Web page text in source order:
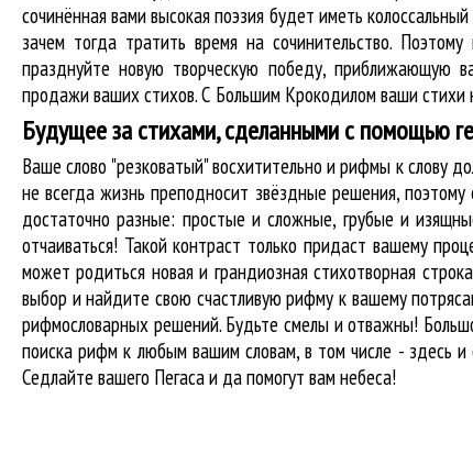
сочинённая вами высокая поэзия будет иметь
зачем тогда тратить время на сочинительство.
празднуйте новую творческую победу, приближающую
продажи ваших стихов. С Большим Крокодилом ваши стихи
Будущее за стихами, сделанными с помощью
Ваше слово "резковатый" восхитительно и рифмы к
не всегда жизнь преподносит звёздные решения,
достаточно разные: простые и сложные, грубые и
отчаиваться! Такой контраст только придаст вашему
может родиться новая и грандиозная стихотворная
выбор и найдите свою счастливую рифму к вашему
рифмословарных решений. Будьте смелы и отважны!
поиска рифм к любым вашим словам, в том числе - здесь
Седлайте вашего Пегаса и да помогут вам небеса!